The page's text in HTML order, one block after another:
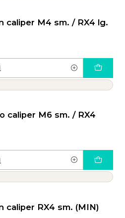
caliper M4 sm. / RX4 lg.
caliper M6 sm. / RX4
caliper RX4 sm. (MIN)